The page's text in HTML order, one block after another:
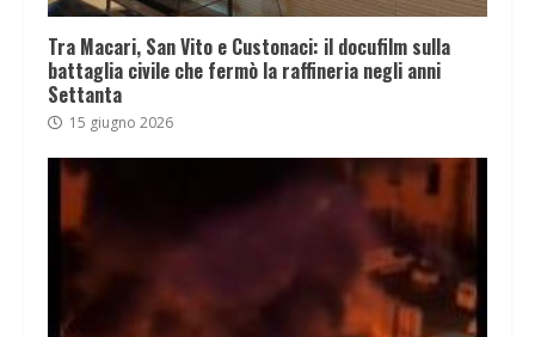
Tra Macari, San Vito e Custonaci: il docufilm sulla
battaglia civile che fermò la raffineria negli anni
Settanta
15 giugno 2026